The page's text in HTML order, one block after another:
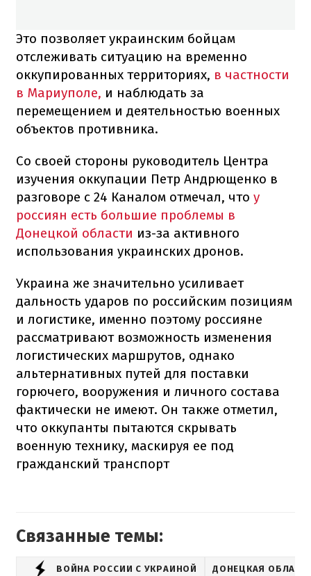
Это позволяет украинским бойцам
отслеживать ситуацию на временно
оккупированных территориях, в частности
в Мариуполе, и наблюдать за
перемещением и деятельностью военных
объектов противника.
Со своей стороны руководитель Центра
изучения оккупации Петр Андрющенко в
разговоре с 24 Каналом отмечал, что у
россиян есть большие проблемы в
Донецкой области из-за активного
использования украинских дронов.
Украина же значительно усиливает
дальность ударов по российским позициям
и логистике, именно поэтому россияне
рассматривают возможность изменения
логистических маршрутов, однако
альтернативных путей для поставки
горючего, вооружения и личного состава
фактически не имеют. Он также отметил,
что оккупанты пытаются скрывать
военную технику, маскируя ее под
гражданский транспорт
Связанные темы:
ВОЙНА РОССИИ С УКРАИНОЙ ДОНЕЦКАЯ